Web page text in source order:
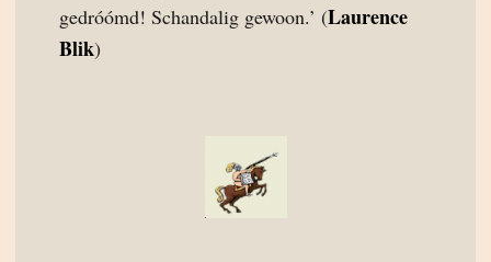
gedróómd! Schandalig gewoon.’ (Laurence
Blik)